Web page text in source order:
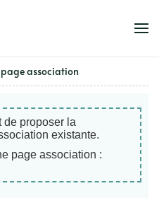
association
de proposer la
existante.
page association :